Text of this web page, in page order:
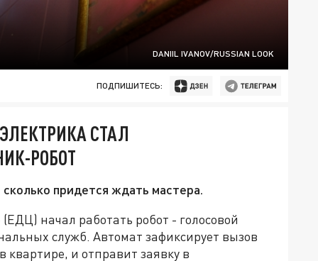
DANIIL IVANOV/RUSSIAN LOOK
ПОДПИШИТЕСЬ:
СТАЛ
РОБОТ
придется ждать мастера.
начал работать робот - голосовой
служб. Автомат зафиксирует вызов
квартире, и отправит заявку в